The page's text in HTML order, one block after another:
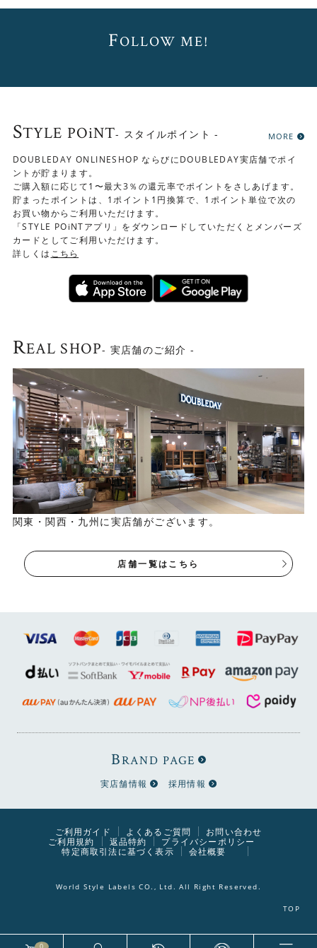
FOLLOW ME!
STYLE POiNT- スタイルポイント - MORE
DOUBLEDAY ONLINESHOP ならびにDOUBLEDAY実店舗でポイ
ントが貯まります。
ご購入額に応じて1〜最大3％の還元率でポイントをさしあげます。
貯まったポイントは、1ポイント1円換算で、1ポイント単位で次の
お買い物からご利用いただけます。
「STYLE POiNTアプリ」をダウンロードしていただくとメンバーズ
カードとしてご利用いただけます。
詳しくは こちら
REAL SHOP- 実店舗のご紹介 -
関東・関西・九州に実店舗がございます。
店舗一覧はこちら
BRAND PAGE
実店舗情報 採用情報
ご利用ガイド よくあるご質問
お問い合わせ
ご利用規約
返品特約
プライバシーポリシー
特定商取引法に基づく表示
会社概要
World Style Labels CO., Ltd. All Right Reserved.